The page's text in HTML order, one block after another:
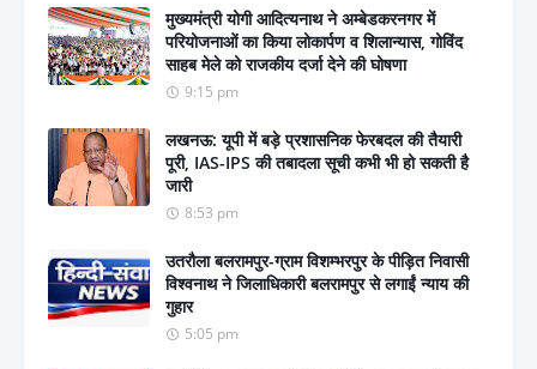
मुख्यमंत्री योगी आदित्यनाथ ने अम्बेडकरनगर में
परियोजनाओं का किया लोकार्पण व शिलान्यास, गोविंद
साहब मेले को राजकीय दर्जा देने की घोषणा
9:15 pm
लखनऊ: यूपी में बड़े प्रशासनिक फेरबदल की तैयारी
पूरी, IAS-IPS की तबादला सूची कभी भी हो सकती है
जारी
8:53 pm
उतरौला बलरामपुर-ग्राम विशम्भरपुर के पीड़ित निवासी
विश्वनाथ ने जिलाधिकारी बलरामपुर से लगाईं न्याय की
गुहार
5:05 pm